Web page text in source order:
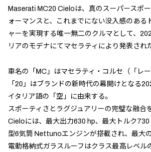
Maserati MC20 Cieloは、真のスーパースポ
ォーマンスと、これまでにない没入感のある
ャーを実現する唯一無二のクルマとして、
リアのモデナにてマセラティにより発表され
車名の「MC」はマセラティ・コルセ（「レー
「20」はブランドの新時代の幕開けとなる
イタリア語の「空」に由来する。
スポーティさとラグジュアリーの完璧な融合
Cieloには、最大出力630 hp、最大トルク730
型6気筒 Nettunoエンジンが搭載され、最大
電動格納式ガラスルーフはクラス最高レベル